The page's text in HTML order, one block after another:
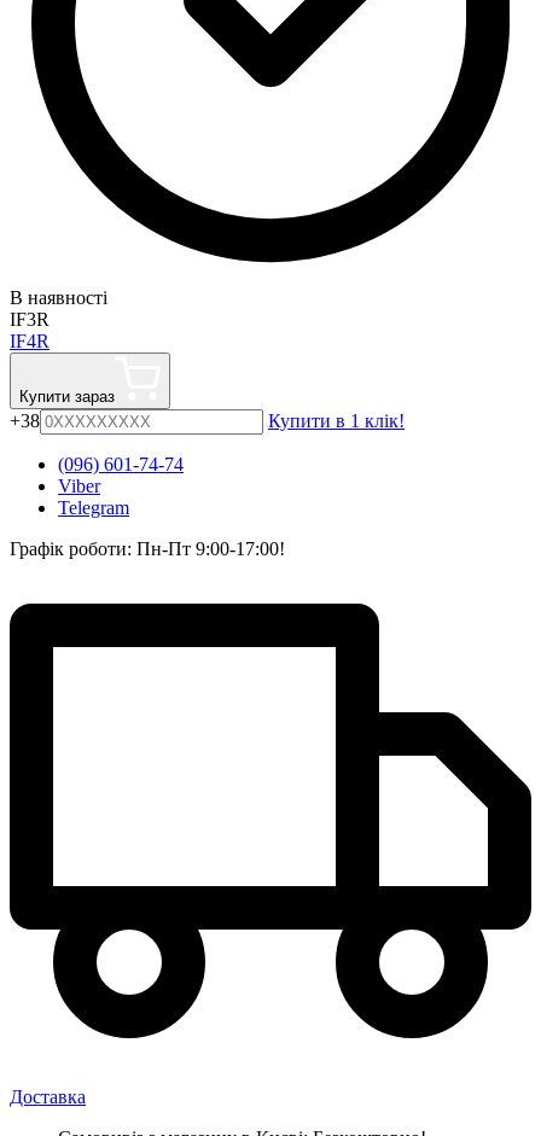
В наявності
IF3R
IF4R
Купити зараз
+38 Купити в 1 клік!
(096) 601-74-74
Viber
Telegram
Графік роботи: Пн-Пт 9:00-17:00!
Доставка